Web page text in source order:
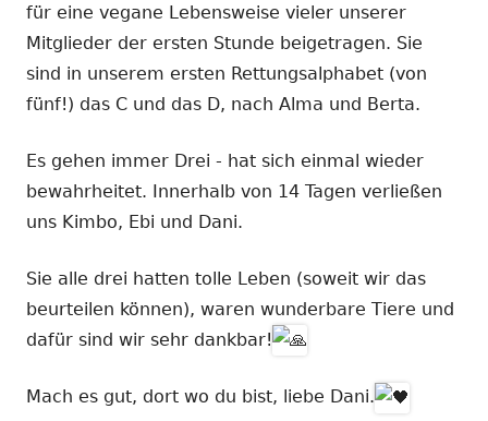
für eine vegane Lebensweise vieler unserer
Mitglieder der ersten Stunde beigetragen. Sie
sind in unserem ersten Rettungsalphabet (von
fünf!) das C und das D, nach Alma und Berta.
Es gehen immer Drei - hat sich einmal wieder
bewahrheitet. Innerhalb von 14 Tagen verließen
uns Kimbo, Ebi und Dani.
Sie alle drei hatten tolle Leben (soweit wir das
beurteilen können), waren wunderbare Tiere und
dafür sind wir sehr dankbar!
Mach es gut, dort wo du bist, liebe Dani.